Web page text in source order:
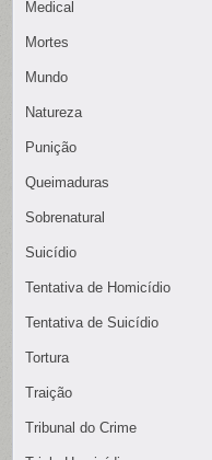
Medical
Mortes
Mundo
Natureza
Punição
Queimaduras
Sobrenatural
Suicídio
Tentativa de Homicídio
Tentativa de Suicídio
Tortura
Traição
Tribunal do Crime